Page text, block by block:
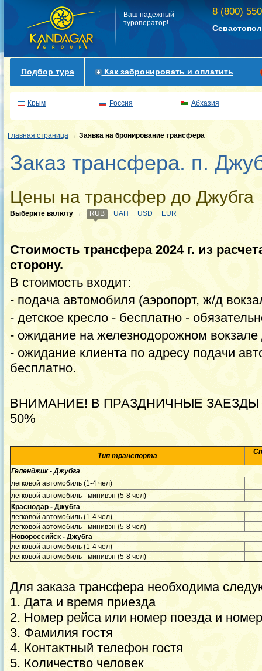
Ваш надежный
туроператор!
8 (800)
Подбор тура Как забронировать и оплатить
Крым Россия Абхазия
Главная страница → Заявка на бронирование трансфера
Заказ трансфера. п.
Цены на трансфер до Джубга
Выберите валюту → RUB UAH USD EUR
Стоимость трансфера 2024 г. из
сторону.
В стоимость входит:
- подача автомобиля (аэропорт, ж/д
- детское кресло - бесплатно -
- ожидание на железнодорожном
- ожидание клиента по адресу подачи
бесплатно.
ВНИМАНИЕ! В ПРАЗДНИЧНЫЕ ЗАЕЗДЫ
50%
Тип транспорта
Геленджик - Джубга
легковой автомобиль (1-4 чел)
легковой автомобиль - минивэн (5-8 чел)
Краснодар - Джубга
легковой автомобиль (1-4 чел)
легковой автомобиль - минивэн (5-8 чел)
Новороссийск - Джубга
легковой автомобиль (1-4 чел)
легковой автомобиль - минивэн (5-8 чел)
Для заказа трансфера необходима
1. Дата и время приезда
2. Номер рейса или номер поезда и
3. Фамилия гостя
4. Контактный телефон гостя
5. Количество человек